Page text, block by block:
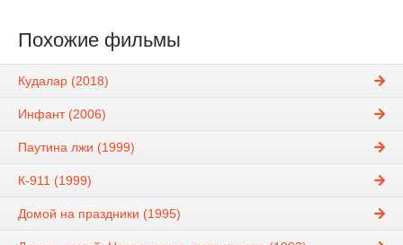
Похожие фильмы
Кудалар (2018)
Инфант (2006)
Паутина лжи (1999)
К-911 (1999)
Домой на праздники (1995)